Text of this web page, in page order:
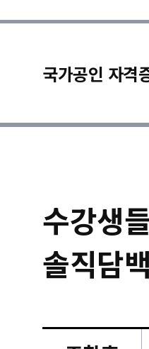
국가공인 자격
수강생
솔직담